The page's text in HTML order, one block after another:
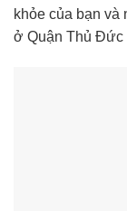
khỏe của bạn và
ở Quận Thủ Đức